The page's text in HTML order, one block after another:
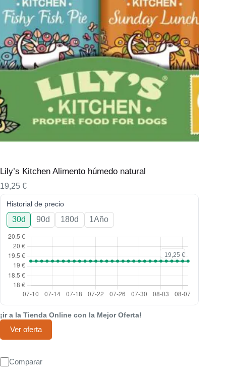
Lily’s Kitchen Alimento húmedo natural
19,25 €
Historial de precio
30d 90d 180d 1Año
¡ir a la Tienda Online con la Mejor Oferta!
Ver oferta
Comparar